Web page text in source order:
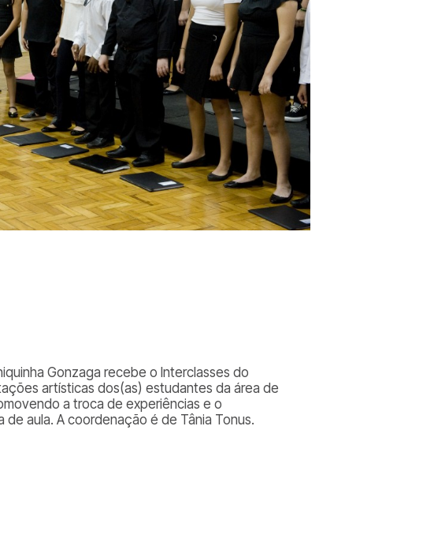
Gonzaga recebe o Interclasses do
artísticas dos(as) estudantes da área de
a troca de experiências e o
aula. A coordenação é de Tânia Tonus.